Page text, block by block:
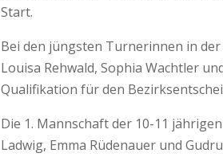
Start.
Bei den jüngsten Turnerinnen in
Louisa Rehwald, Sophia Wachtler
Qualifikation für den
Die 1. Mannschaft der 10-11
Ladwig, Emma Rüdenauer und